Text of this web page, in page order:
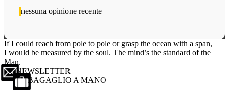
nessuna opinione recente
If I could reach from pole to pole or grasp the ocean with a span,
I would be measured by the soul. The mind’s the standard of the
Man.
NEWSLETTER
BAGAGLIO A MANO